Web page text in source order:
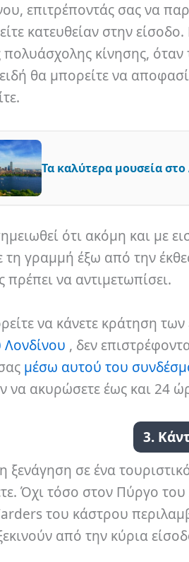
επιτρέποντάς σας να
κατευθείαν στην
κίνησης,
θα μπορείτε να
Τα καλύτερα μουσεία
ότι ακόμη και με
τη γραμμή έξω από την
πρέπει να αντιμετωπίσει.
να κάνετε κράτηση
, δεν
μέσω αυτού του
να ακυρώσετε έως και 24
3.
ξενάγηση σε ένα
Όχι τόσο στον Πύργο
του κάστρου
από την κύρια